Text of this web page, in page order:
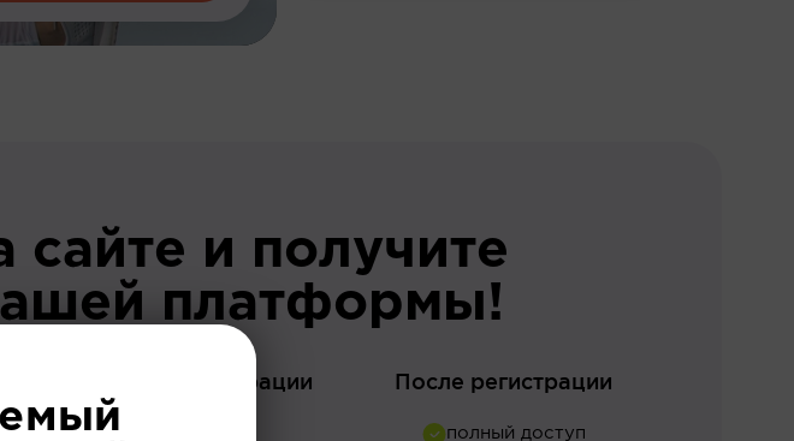
сайте и получите
платформы!
До регистрации После регистрации